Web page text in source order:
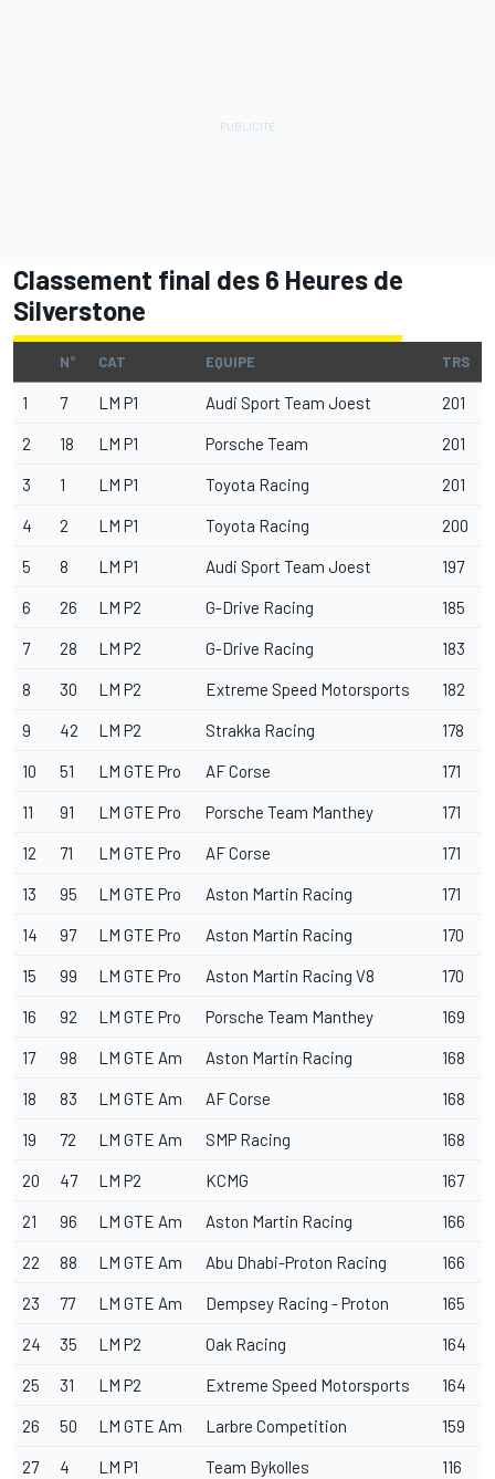
Classement final des 6 Heures de
Silverstone
N° CAT EQUIPE TRS
1 7 LM P1 Audi Sport Team Joest 201
2 18 LM P1 Porsche Team 201
3 1 LM P1 Toyota Racing 201
4 2 LM P1 Toyota Racing 200
5 8 LM P1 Audi Sport Team Joest 197
6 26 LM P2 G-Drive Racing 185
7 28 LM P2 G-Drive Racing 183
8 30 LM P2 Extreme Speed Motorsports 182
9 42 LM P2 Strakka Racing 178
10 51 LM GTE Pro AF Corse 171
11 91 LM GTE Pro Porsche Team Manthey 171
12 71 LM GTE Pro AF Corse 171
13 95 LM GTE Pro Aston Martin Racing 171
14 97 LM GTE Pro Aston Martin Racing 170
15 99 LM GTE Pro Aston Martin Racing V8 170
16 92 LM GTE Pro Porsche Team Manthey 169
17 98 LM GTE Am Aston Martin Racing 168
18 83 LM GTE Am AF Corse 168
19 72 LM GTE Am SMP Racing 168
20 47 LM P2 KCMG 167
21 96 LM GTE Am Aston Martin Racing 166
22 88 LM GTE Am Abu Dhabi-Proton Racing 166
23 77 LM GTE Am Dempsey Racing - Proton 165
24 35 LM P2 Oak Racing 164
25 31 LM P2 Extreme Speed Motorsports 164
26 50 LM GTE Am Larbre Competition 159
27 4 LM P1 Team Bykolles 116